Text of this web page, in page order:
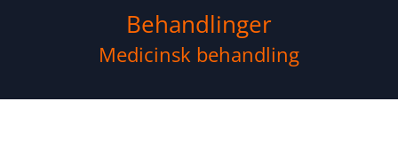
Behandlinger
Medicinsk behandling